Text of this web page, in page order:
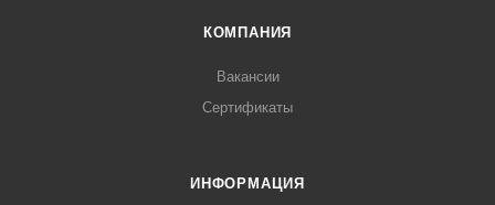
КОМПАНИЯ
Вакансии
Сертификаты
ИНФОРМАЦИЯ